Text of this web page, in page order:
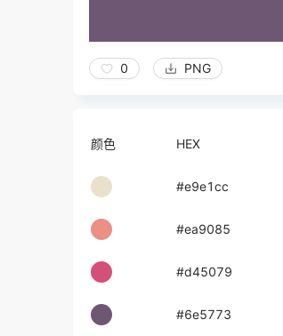
0 PNG
颜色 HEX
#e9e1cc
#ea9085
#d45079
#6e5773